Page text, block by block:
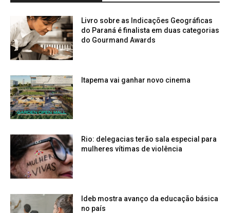
Livro sobre as Indicações Geográficas
do Paraná é finalista em duas categorias
do Gourmand Awards
Itapema vai ganhar novo cinema
Rio: delegacias terão sala especial para
mulheres vítimas de violência
Ideb mostra avanço da educação básica
no país